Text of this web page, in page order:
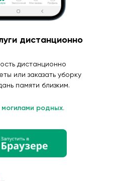
дистанционно
дистанционно
или заказать уборку
памяти близким.
могилами родных.